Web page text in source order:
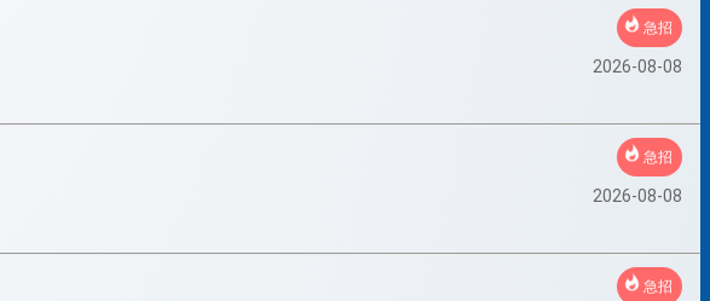
急招
2026-08-08
急招
2026-08-08
急招